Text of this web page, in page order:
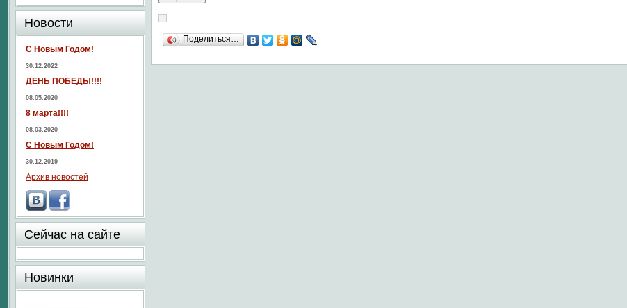
Поделиться…
Новости
С Новым Годом!
30.12.2022
ДЕНЬ ПОБЕДЫ!!!!
08.05.2020
8 марта!!!!
08.03.2020
С Новым Годом!
30.12.2019
Архив новостей
Сейчас на сайте
Новинки